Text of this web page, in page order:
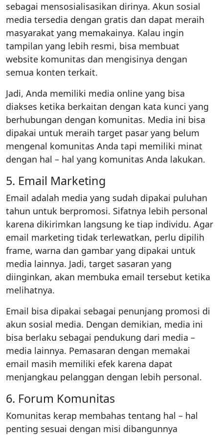
sebagai mensosialisasikan dirinya. Akun sosial
media tersedia dengan gratis dan dapat meraih
masyarakat yang memakainya. Kalau ingin
tampilan yang lebih resmi, bisa membuat
website komunitas dan mengisinya dengan
semua konten terkait.
Jadi, Anda memiliki media online yang bisa
diakses ketika berkaitan dengan kata kunci yang
berhubungan dengan komunitas. Media ini bisa
dipakai untuk meraih target pasar yang belum
mengenal komunitas Anda tapi memiliki minat
dengan hal – hal yang komunitas Anda lakukan.
5. Email Marketing
Email adalah media yang sudah dipakai puluhan
tahun untuk berpromosi. Sifatnya lebih personal
karena dikirimkan langsung ke tiap individu. Agar
email marketing tidak terlewatkan, perlu dipilih
frame, warna dan gambar yang dipakai untuk
media lainnya. Jadi, target sasaran yang
diinginkan, akan membuka email tersebut ketika
melihatnya.
Email bisa dipakai sebagai penunjang promosi di
akun sosial media. Dengan demikian, media ini
bisa berlaku sebagai pendukung dari media –
media lainnya. Pemasaran dengan memakai
email masih memiliki efek karena dapat
menjangkau pelanggan dengan lebih personal.
6. Forum Komunitas
Komunitas kerap membahas tentang hal – hal
penting sesuai dengan misi dibangunnya